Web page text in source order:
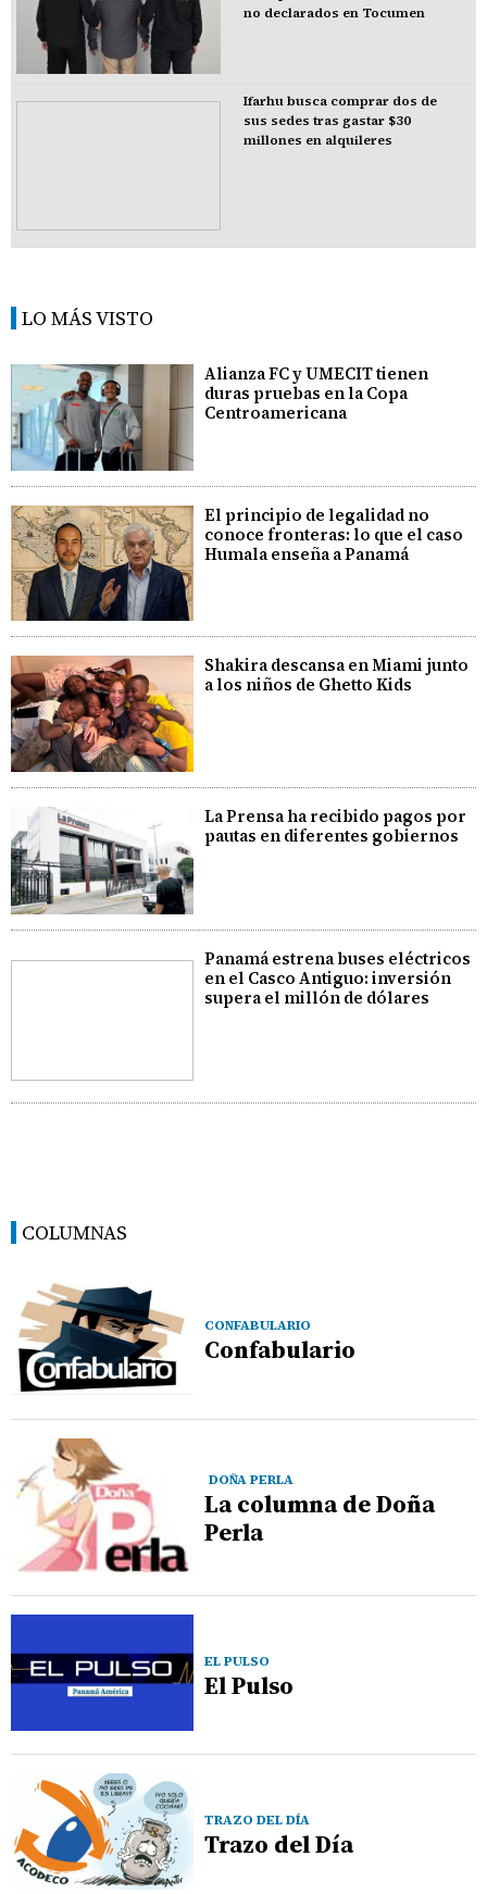
no declarados en Tocumen
Ifarhu busca comprar dos de
sus sedes tras gastar $30
millones en alquileres
LO MÁS VISTO
Alianza FC y UMECIT tienen
duras pruebas en la Copa
Centroamericana
El principio de legalidad no
conoce fronteras: lo que el caso
Humala enseña a Panamá
Shakira descansa en Miami junto
a los niños de Ghetto Kids
La Prensa ha recibido pagos por
pautas en diferentes gobiernos
Panamá estrena buses eléctricos
en el Casco Antiguo: inversión
supera el millón de dólares
COLUMNAS
CONFABULARIO
Confabulario
DOÑA PERLA
La columna de Doña
Perla
EL PULSO
El Pulso
TRAZO DEL DÍA
Trazo del Día